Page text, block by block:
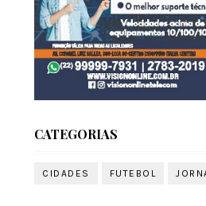
CATEGORIAS
CIDADES FUTEBOL